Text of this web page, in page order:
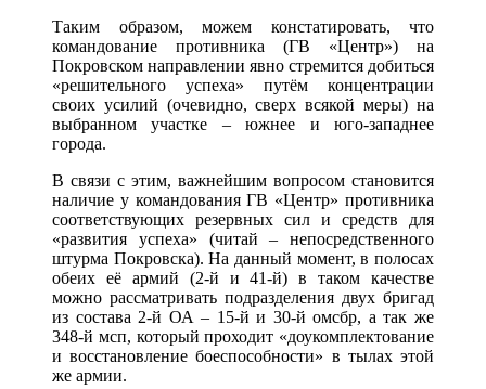
Таким образом, можем констатировать, что
командование противника (ГВ «Центр») на
Покровском направлении явно стремится добиться
«решительного успеха» путём концентрации
своих усилий (очевидно, сверх всякой меры) на
выбранном участке – южнее и юго-западнее
города.
В связи с этим, важнейшим вопросом становится
наличие у командования ГВ «Центр» противника
соответствующих резервных сил и средств для
«развития успеха» (читай – непосредственного
штурма Покровска). На данный момент, в полосах
обеих её армий (2-й и 41-й) в таком качестве
можно рассматривать подразделения двух бригад
из состава 2-й ОА – 15-й и 30-й омсбр, а так же
348-й мсп, который проходит «доукомплектование
и восстановление боеспособности» в тылах этой
же армии.